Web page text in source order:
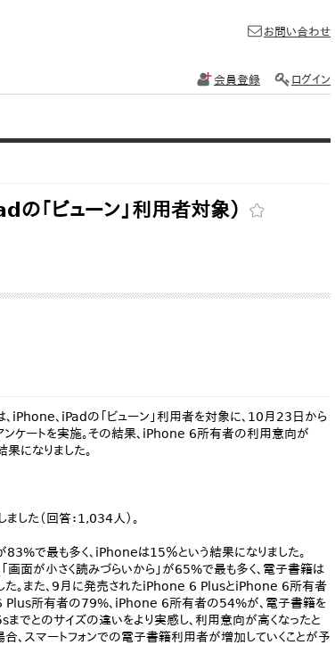
お問い合わせ
会員登録 ログイン
「ビューン」利用者対象）
iPhone、iPadの「ビューン」利用者を対象に、10月23日から
ケートを実施。その結果、iPhone 6所有者の利用意向が
になりました。
した（回答：1,034人）。
で最も多く、iPhoneは15％という結果になりました。
面が小さく読みづらいから」が65%で最も多く、電子書籍は
た。また、9月に発売されたiPhone 6 PlusとiPhone 6所有者
Plus所有者の79%、iPhone 6所有者の54%が、電子書籍を
とのサイズの違いをより実感し、利用意向が高くなったと
、スマートフォンでの電子書籍利用者が増加していくことが予